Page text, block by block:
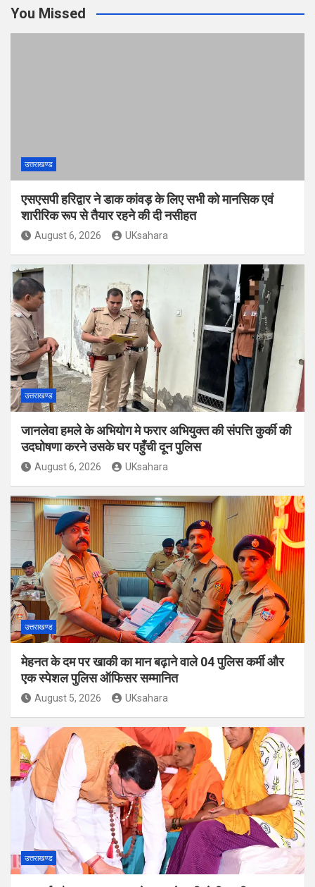
You Missed
उत्तराखण्ड
एसएसपी हरिद्वार ने डाक कांवड़ के लिए सभी को मानसिक एवं
शारीरिक रूप से तैयार रहने की दी नसीहत
August 6, 2026 UKsahara
उत्तराखण्ड
जानलेवा हमले के अभियोग मे फरार अभियुक्त की संपत्ति कुर्की की
उदघोषणा करने उसके घर पहुँची दून पुलिस
August 6, 2026 UKsahara
उत्तराखण्ड
मेहनत के दम पर खाकी का मान बढ़ाने वाले 04 पुलिस कर्मी और
एक स्पेशल पुलिस ऑफिसर सम्मानित
August 5, 2026 UKsahara
उत्तराखण्ड